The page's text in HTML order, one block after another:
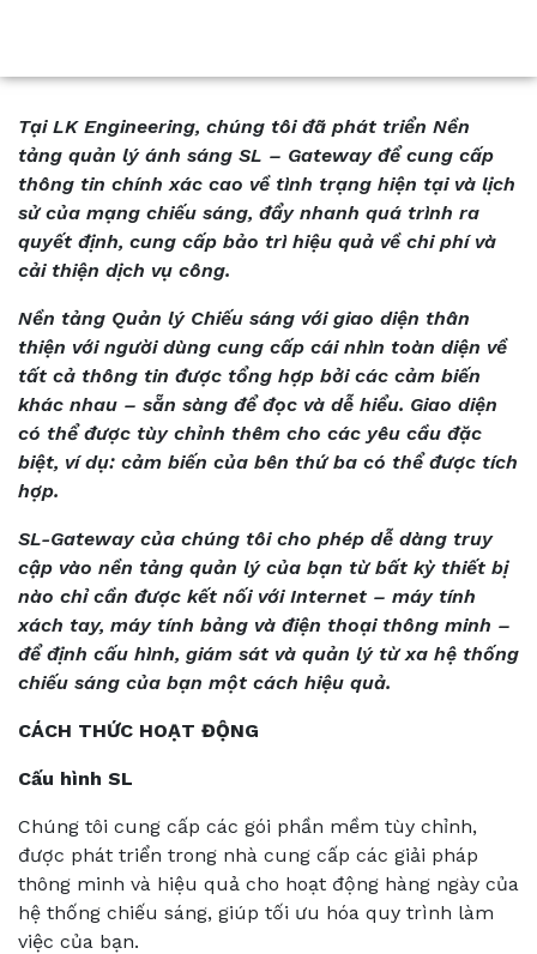
Tại LK Engineering, chúng tôi đã phát triển Nền
tảng quản lý ánh sáng SL – Gateway để cung cấp
thông tin chính xác cao về tình trạng hiện tại và lịch
sử của mạng chiếu sáng, đẩy nhanh quá trình ra
quyết định, cung cấp bảo trì hiệu quả về chi phí và
cải thiện dịch vụ công.
Nền tảng Quản lý Chiếu sáng với giao diện thân
thiện với người dùng cung cấp cái nhìn toàn diện về
tất cả thông tin được tổng hợp bởi các cảm biến
khác nhau – sẵn sàng để đọc và dễ hiểu. Giao diện
có thể được tùy chỉnh thêm cho các yêu cầu đặc
biệt, ví dụ: cảm biến của bên thứ ba có thể được tích
hợp.
SL-Gateway của chúng tôi cho phép dễ dàng truy
cập vào nền tảng quản lý của bạn từ bất kỳ thiết bị
nào chỉ cần được kết nối với Internet – máy tính
xách tay, máy tính bảng và điện thoại thông minh –
để định cấu hình, giám sát và quản lý từ xa hệ thống
chiếu sáng của bạn một cách hiệu quả.
CÁCH THỨC HOẠT ĐỘNG
Cấu hình SL
Chúng tôi cung cấp các gói phần mềm tùy chỉnh,
được phát triển trong nhà cung cấp các giải pháp
thông minh và hiệu quả cho hoạt động hàng ngày của
hệ thống chiếu sáng, giúp tối ưu hóa quy trình làm
việc của bạn.